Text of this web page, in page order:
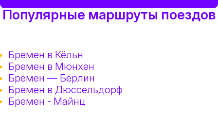
Популярные маршруты поездов
Бремен в Кёльн
Бремен в Мюнхен
Бремен — Берлин
Бремен в Дюссельдорф
Бремен - Майнц